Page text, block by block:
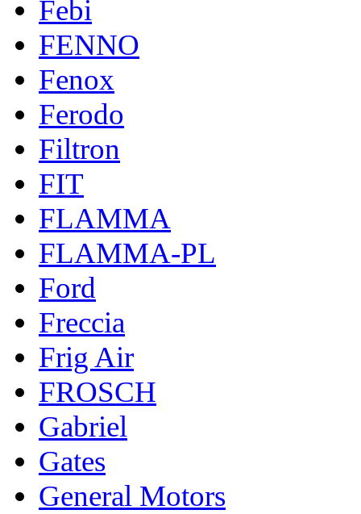
Febi
FENNO
Fenox
Ferodo
Filtron
FIT
FLAMMA
FLAMMA-PL
Ford
Freccia
Frig Air
FROSCH
Gabriel
Gates
General Motors